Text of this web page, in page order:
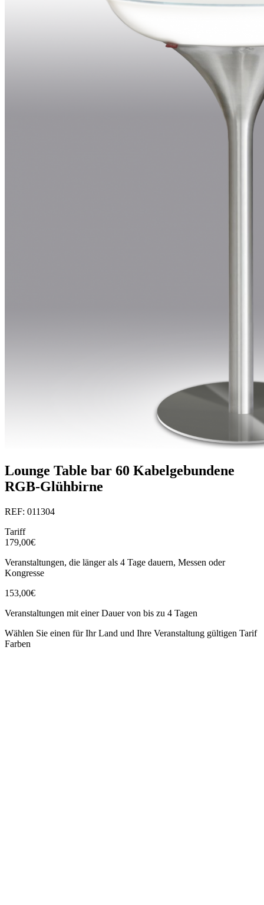
Lounge Table bar 60 Kabelgebundene
RGB-Glühbirne
REF: 011304
Tariff
179,00€
Veranstaltungen, die länger als 4 Tage dauern, Messen oder
Kongresse
153,00€
Veranstaltungen mit einer Dauer von bis zu 4 Tagen
Wählen Sie einen für Ihr Land und Ihre Veranstaltung gültigen Tarif
Farben